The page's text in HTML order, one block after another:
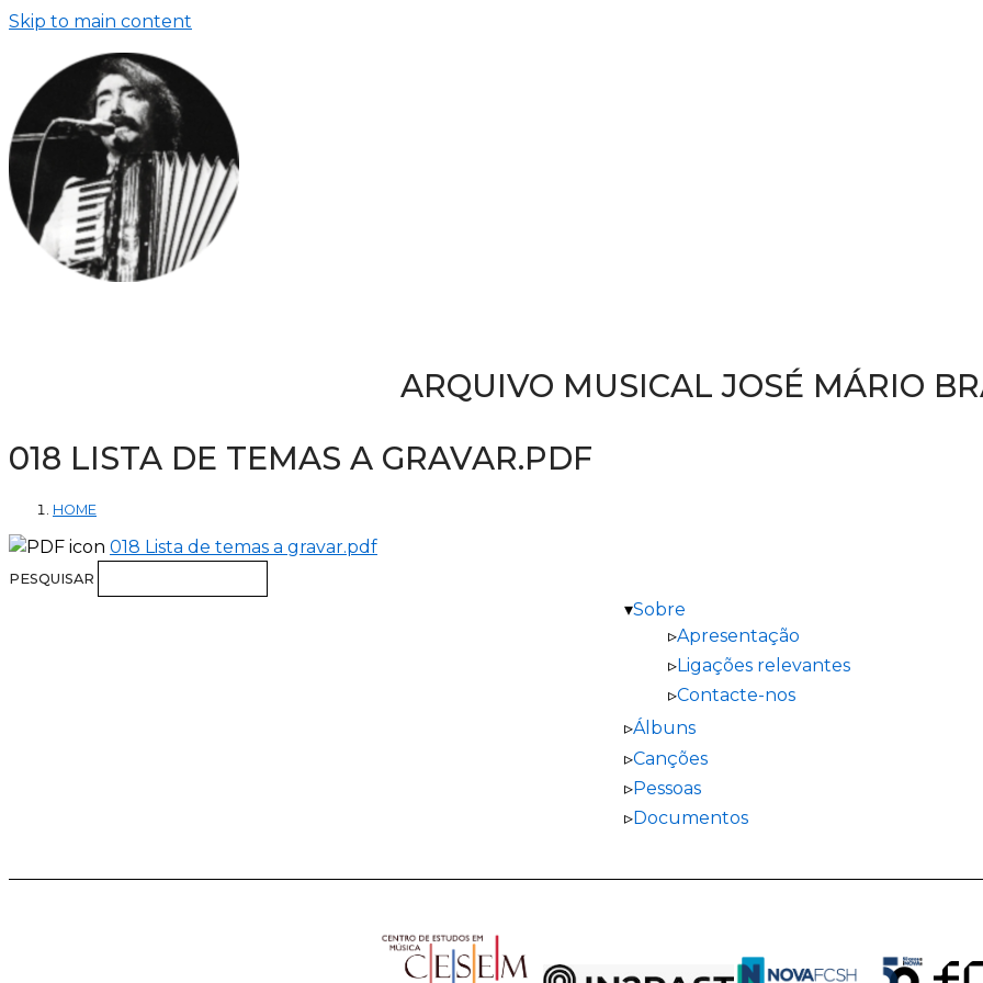
Skip to main content
ARQUIVO MUSICAL JOSÉ MÁRIO
018 LISTA DE TEMAS A GRAVAR.PDF
HOME
018 Lista de temas a gravar.pdf
PESQUISAR
Sobre
Apresentação
Ligações relevantes
Contacte-nos
Álbuns
Canções
Pessoas
Documentos